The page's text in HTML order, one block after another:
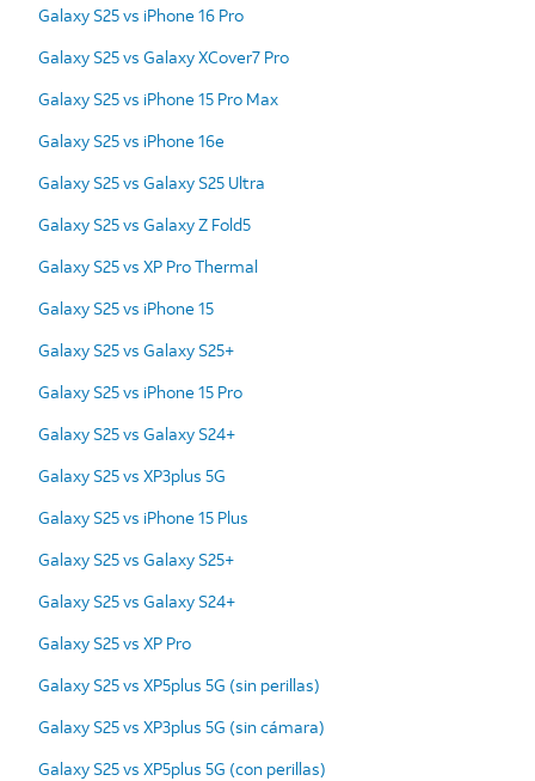
Galaxy S25 vs iPhone 16 Pro
Galaxy S25 vs Galaxy XCover7 Pro
Galaxy S25 vs iPhone 15 Pro Max
Galaxy S25 vs iPhone 16e
Galaxy S25 vs Galaxy S25 Ultra
Galaxy S25 vs Galaxy Z Fold5
Galaxy S25 vs XP Pro Thermal
Galaxy S25 vs iPhone 15
Galaxy S25 vs Galaxy S25+
Galaxy S25 vs iPhone 15 Pro
Galaxy S25 vs Galaxy S24+
Galaxy S25 vs XP3plus 5G
Galaxy S25 vs iPhone 15 Plus
Galaxy S25 vs Galaxy S25+
Galaxy S25 vs Galaxy S24+
Galaxy S25 vs XP Pro
Galaxy S25 vs XP5plus 5G (sin perillas)
Galaxy S25 vs XP3plus 5G (sin cámara)
Galaxy S25 vs XP5plus 5G (con perillas)